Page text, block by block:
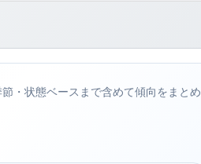
・状態ベースまで含めて傾向をまとめ